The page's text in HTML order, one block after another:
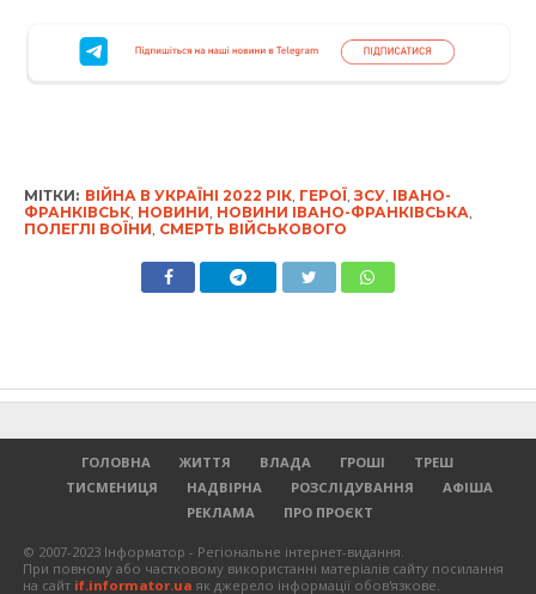
МІТКИ: ВІЙНА В УКРАЇНІ 2022 РІК, ГЕРОЇ, ЗСУ, ІВАНО-
ФРАНКІВСЬК, НОВИНИ НОВИНИ ІВАНО-ФРАНКІВСЬКА
ПОЛЕГЛІ ВОЇНИ СМЕРТЬ ВІЙСЬКОВОГО
ГОЛОВНА ЖИТТЯ ВЛАДА ГРОШІ
ТРЕШ
ТИСМЕНИЦЯ
НАДВІРНА РОЗСЛІДУВАННЯ
АФІША
РЕКЛАМА
ПРО ПРОЄКТ
© 2007-2023 Інформатор - Регіональне інтернет-видання.
При повному або частковому використанні матеріалів сайту посилання
на сайт if.informator.ua як джерело інформації обов'язкове.